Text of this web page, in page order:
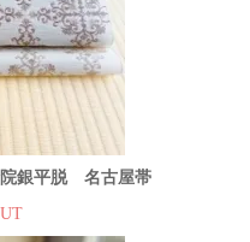
銀平脱 名古屋帯